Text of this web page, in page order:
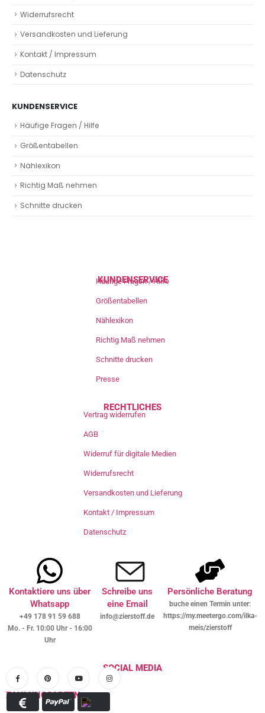
Widerrufsrecht
Versandkosten und Lieferung
Kontakt / Impressum
Datenschutz
KUNDENSERVICE
Häufige Fragen / Hilfe
Größentabellen
Nählexikon
Richtig Maß nehmen
Schnitte drucken
KUNDENSERVICE
Häufige Fragen / Hilfe
Größentabellen
Nählexikon
Richtig Maß nehmen
Schnitte drucken
Presse
RECHTLICHES
Vertrag widerrufen
AGB
Widerruf für digitale Medien
Widerrufsrecht
Versandkosten und Lieferung
Kontakt / Impressum
Datenschutz
Kontaktiere uns über
Whatsapp
+49 178 91 59 688
Mo. - Fr. 10:00 Uhr - 16:00
Uhr
Schreibe uns
eine Email
info@zierstoff.de
Persönliche Beratung
buche einen Termin unter:
https://my.meetergo.com/ilka-
meis/zierstoff
SOCIAL MEDIA
ZAHLUNGSARTEN